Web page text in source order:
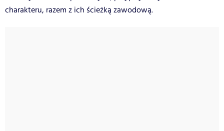
charakteru, razem z ich ścieżką zawodową.